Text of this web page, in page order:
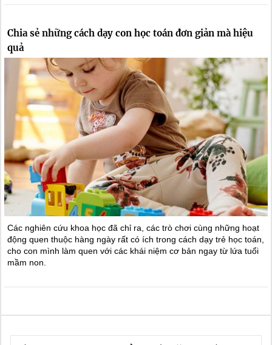
Chia sẻ những cách dạy con học toán đơn giản mà hiệu
quả
Các nghiên cứu khoa học đã chỉ ra, các trò chơi cùng những hoạt
động quen thuộc hàng ngày rất có ích trong cách dạy trẻ học toán,
cho con mình làm quen với các khái niệm cơ bản ngay từ lứa tuổi
mầm non.